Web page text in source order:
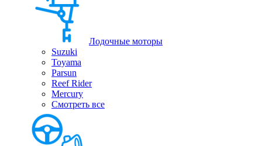
Лодочные моторы
Suzuki
Toyama
Parsun
Reef Rider
Mercury
Смотреть все